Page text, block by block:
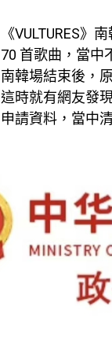
《VULTURES
70 首歌曲，當中
南韓場結束後，
這時就有網友發
申請資料，當中